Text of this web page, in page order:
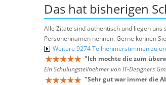
Das hat bisherigen
Alle Zitate sind authentisch und liegen
Personennamen nennen. Gerne können
Weitere 9274 Teilnehmerstimmen zu
"Ich mochte die zum
Ein Schulungsteilnehmer von IT-Designers
"Sehr gut war immer die